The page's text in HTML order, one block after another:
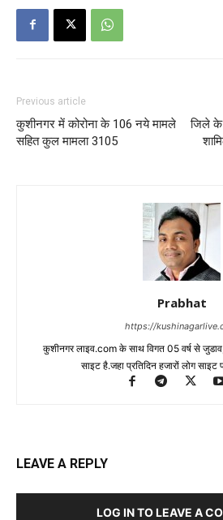
Previous article
कुशीनगर में कोरोना के 106 नये मामले
सहित कुल मामला 3105
जिले के
Prabhat
https://
कुशीनगर लाइव.com के साथ विगत 05 वर्ष से
साइट है.जहा प्रतिदिन हजारों लोग साइट
LEAVE A REPLY
LOG IN TO LEAVE A